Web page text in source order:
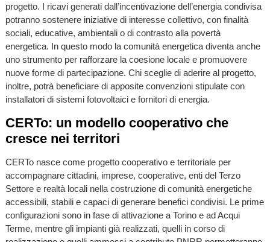
progetto. I ricavi generati dall’incentivazione dell’energia condivisa
potranno sostenere iniziative di interesse collettivo, con finalità
sociali, educative, ambientali o di contrasto alla povertà
energetica. In questo modo la comunità energetica diventa anche
uno strumento per rafforzare la coesione locale e promuovere
nuove forme di partecipazione. Chi sceglie di aderire al progetto,
inoltre, potrà beneficiare di apposite convenzioni stipulate con
installatori di sistemi fotovoltaici e fornitori di energia.
CERTo: un modello cooperativo che
cresce nei territori
CERTo nasce come progetto cooperativo e territoriale per
accompagnare cittadini, imprese, cooperative, enti del Terzo
Settore e realtà locali nella costruzione di comunità energetiche
accessibili, stabili e capaci di generare benefici condivisi. Le prime
configurazioni sono in fase di attivazione a Torino e ad Acqui
Terme, mentre gli impianti già realizzati, quelli in corso di